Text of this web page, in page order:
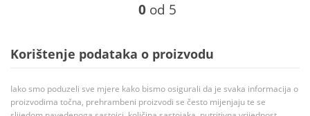
0 od 5
Korištenje podataka o proizvodu
Iako smo poduzeli sve mjere kako bismo osigurali da je svaka informacija o
proizvodima točna, prehrambeni proizvodi se često mijenjaju te se